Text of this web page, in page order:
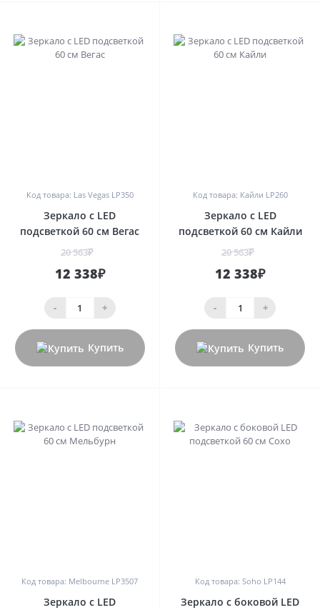
Код товара: Las Vegas LP350
Зеркало с LED
подсветкой 60 см Вегас
20 563₽
12 338₽
- +
Купить
Код товара: Кайли LP260
Зеркало с LED
подсветкой 60 см Кайли
20 563₽
12 338₽
- +
Купить
Код товара: Melbourne LP3507
Зеркало с LED
Код товара: Soho LP144
Зеркало с боковой LED